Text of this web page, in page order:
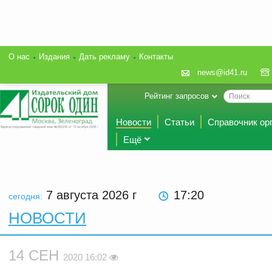
О нас Издания Дать рекламу
Контакты
news@id41.ru
Рейтинг запросов
Новости Статьи
Справочник
Ещё
сегодня: 7 августа 2026 г 17:20
НОВОСТИ
14 СЕН 2020 16:02